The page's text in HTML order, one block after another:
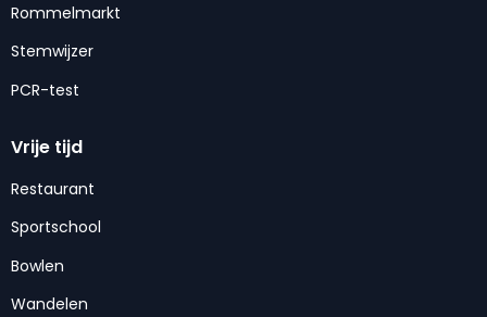
Rommelmarkt
Stemwijzer
PCR-test
Vrije tijd
Restaurant
Sportschool
Bowlen
Wandelen